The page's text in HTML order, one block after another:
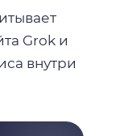
Grok и
внутри